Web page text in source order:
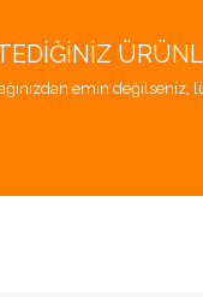
emin değilseniz,